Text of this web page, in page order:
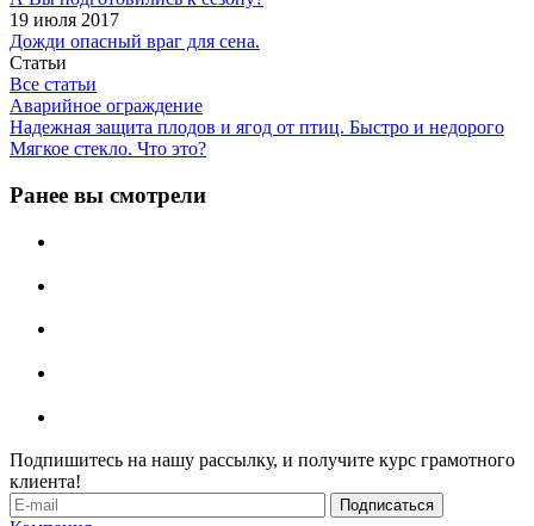
19 июля 2017
Дожди опасный враг для сена.
Статьи
Все статьи
Аварийное ограждение
Надежная защита плодов и ягод от птиц. Быстро и недорого
Мягкое стекло. Что это?
Ранее вы смотрели
Подпишитесь на нашу рассылку, и получите курс грамотного
клиента!